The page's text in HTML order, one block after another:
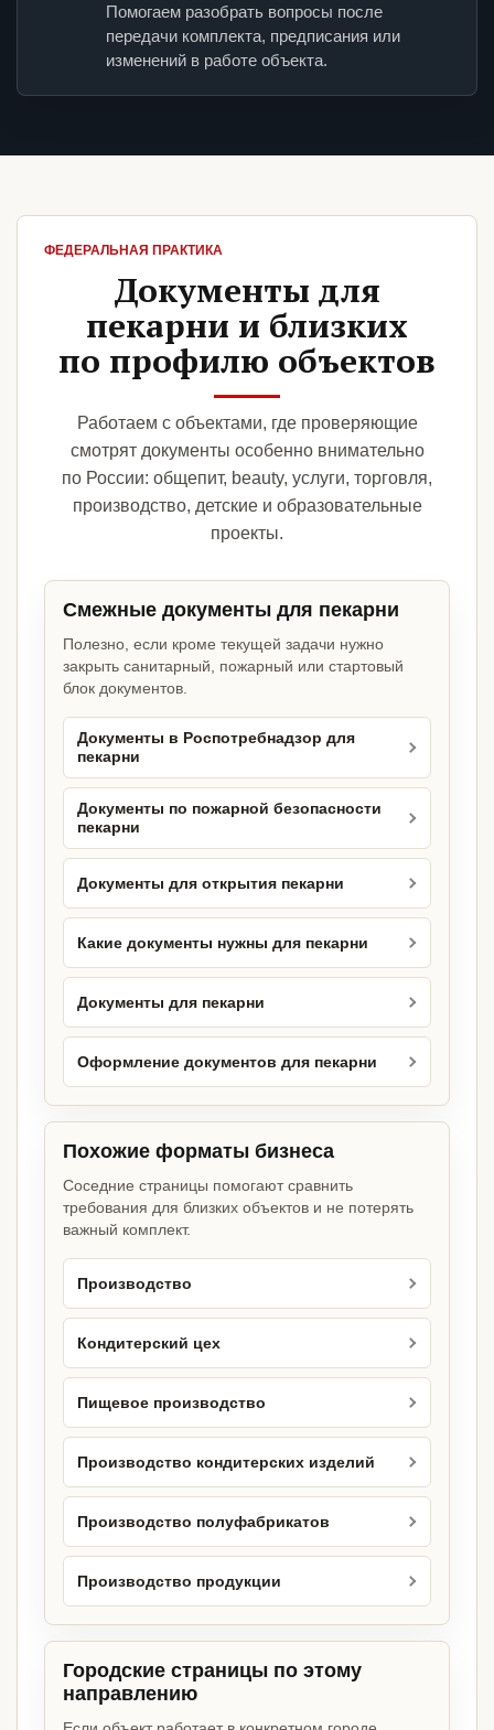
Помогаем разобрать вопросы после
передачи комплекта, предписания или
изменений в работе объекта.
ФЕДЕРАЛЬНАЯ ПРАКТИКА
Документы для
пекарни и близких
по профилю объектов
Работаем с объектами, где проверяющие
смотрят документы особенно внимательно
по России: общепит, beauty, услуги, торговля,
производство, детские и образовательные
проекты.
Смежные документы для пекарни
Полезно, если кроме текущей задачи нужно
закрыть санитарный, пожарный или стартовый
блок документов.
Документы в Роспотребнадзор для
пекарни
Документы по пожарной безопасности
пекарни
Документы для открытия пекарни
Какие документы нужны для пекарни
Документы для пекарни
Оформление документов для пекарни
Похожие форматы бизнеса
Соседние страницы помогают сравнить
требования для близких объектов и не потерять
важный комплект.
Производство
Кондитерский цех
Пищевое производство
Производство кондитерских изделий
Производство полуфабрикатов
Производство продукции
Городские страницы по этому
направлению